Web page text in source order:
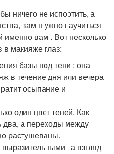
ничего не испортить, а
вам н ужно научиться
вам . Вот несколько
макияже глаз:
базы под тени : она
в течение дня или вечера
осыпание и
один цвет теней. Как
а переходы между
растушеваны.
, а взгляд